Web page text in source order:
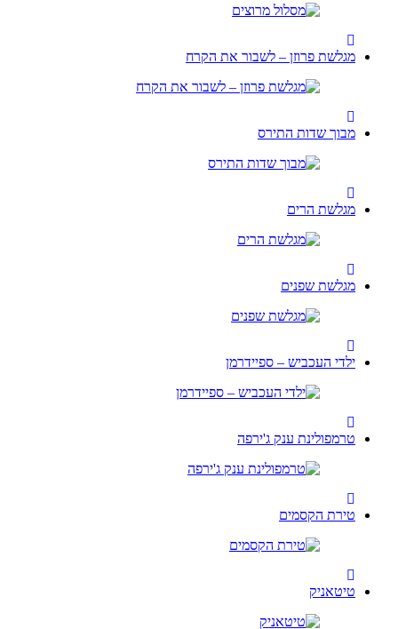
מגלשת פרוזן – לשבור את הקרח
מבוך שדות התירס
מגלשת הרים
מגלשת שפנים
ילדי העכביש – ספיידרמן
טרמפולינת ענק ג'ירפה
טירת הקסמים
טיטאניק